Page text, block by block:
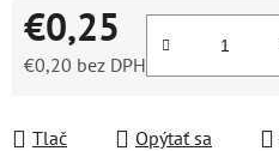
€0,25
€0,20 bez DPH
Tlač Opýtať sa